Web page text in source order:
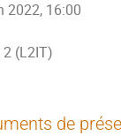
2022, 16:00
(L2IT)
de